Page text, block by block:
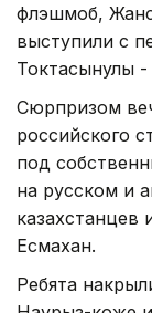
флэшмоб,
выступили с
Токтасынулы -
Сюрпризом
российского
под
на русском и
казахстанцев
Есмахан.
Ребята